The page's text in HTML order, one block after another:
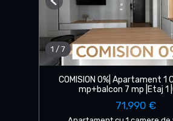
1 / 7
Previous
COMISION 0%| Apartament 1
mp+balcon 7 mp |Etaj 1
71,990 €